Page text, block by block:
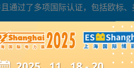
通过了多项国际认证，包括欧标
展品详情